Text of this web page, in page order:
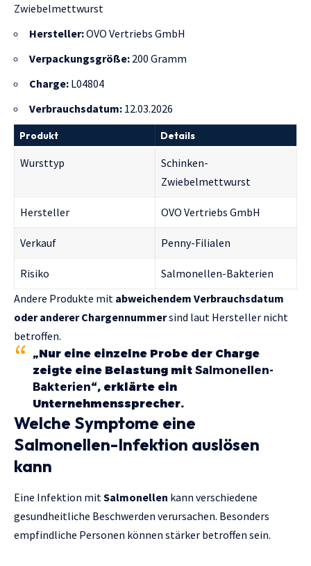
Zwiebelmettwurst
Hersteller:OVO Vertriebs GmbH
Verpackungsgröße: 200 Gramm
Charge: L04804
Verbrauchsdatum: 12.03.2026
Produkt Details
Wursttyp
Schinken-
Zwiebelmettwurst
Hersteller OVO Vertriebs GmbH
Verkauf Penny-Filialen
Risiko
Salmonellen-Bakterien
Andere Produkte mit abweichendem Verbrauchsdatum
oder anderer Chargennummersind laut Hersteller nicht
betroffen.
„Nur eine einzelne Probe der Charge
zeigte eine Belastung mit Salmonellen-
Bakterien“, erklärte ein
Unternehmenssprecher.
Welche Symptome eine
Salmonellen-Infektion auslösen
kann
Eine Infektion mit Salmonellen kann verschiedene
gesundheitliche Beschwerden verursachen. Besonders
empfindliche Personen können stärker betroffen sein.